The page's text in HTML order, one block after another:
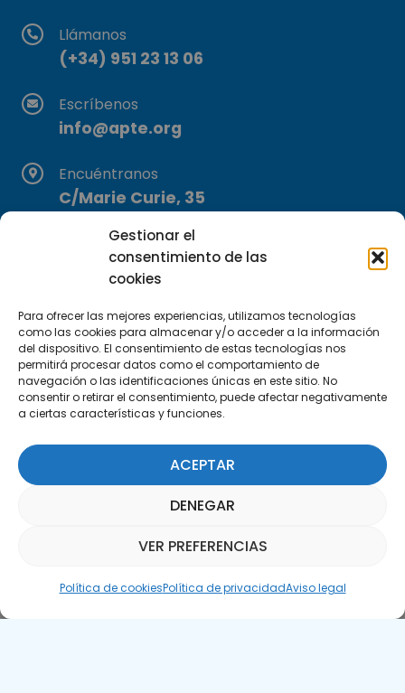
Gestionar el
consentimiento de las
cookies
Para ofrecer las mejores experiencias, utilizamos tecnologías
como las cookies para almacenar y/o acceder a la información
del dispositivo. El consentimiento de estas tecnologías nos
permitirá procesar datos como el comportamiento de
navegación o las identificaciones únicas en este sitio. No
consentir o retirar el consentimiento, puede afectar negativamente
a ciertas características y funciones.
ACEPTAR
DENEGAR
VER PREFERENCIAS
Política de cookiesPolítica de privacidadAviso legal
Llámanos
(+34) 951 23 13 06
Escríbenos
info@apte.org
Encuéntranos
C/Marie Curie, 35
Suscríbete a nuestra Newsletter
SUSCRÍBETE AQUÍ